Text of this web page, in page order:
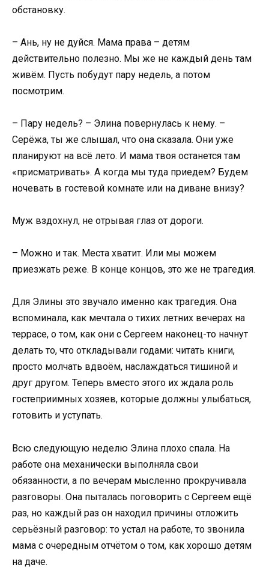
обстановку.
– Ань, ну не дуйся. Мама права – детям
действительно полезно. Мы же не каждый день там
живём. Пусть побудут пару недель, а потом
посмотрим.
– Пару недель? – Элина повернулась к нему. –
Серёжа, ты же слышал, что она сказала. Они уже
планируют на всё лето. И мама твоя останется там
«присматривать». А когда мы туда приедем? Будем
ночевать в гостевой комнате или на диване внизу?
Муж вздохнул, не отрывая глаз от дороги.
– Можно и так. Места хватит. Или мы можем
приезжать реже. В конце концов, это же не трагедия.
Для Элины это звучало именно как трагедия. Она
вспоминала, как мечтала о тихих летних вечерах на
террасе, о том, как они с Сергеем наконец-то начнут
делать то, что откладывали годами: читать книги,
просто молчать вдвоём, наслаждаться тишиной и
друг другом. Теперь вместо этого их ждала роль
гостеприимных хозяев, которые должны улыбаться,
готовить и уступать.
Всю следующую неделю Элина плохо спала. На
работе она механически выполняла свои
обязанности, а по вечерам мысленно прокручивала
разговоры. Она пыталась поговорить с Сергеем ещё
раз, но каждый раз он находил причины отложить
серьёзный разговор: то устал на работе, то звонила
мама с очередным отчётом о том, как хорошо детям
на даче.